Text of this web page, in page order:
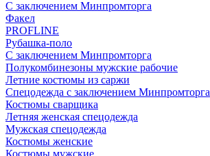
С заключением Минпромторга
Факел
PROFLINE
Рубашка-поло
С заключением Минпромторга
Полукомбинезоны мужские рабочие
Летние костюмы из саржи
Спецодежда с заключением Минпромторга
Костюмы сварщика
Летняя женская спецодежда
Мужская спецодежда
Костюмы женские
Костюмы мужские